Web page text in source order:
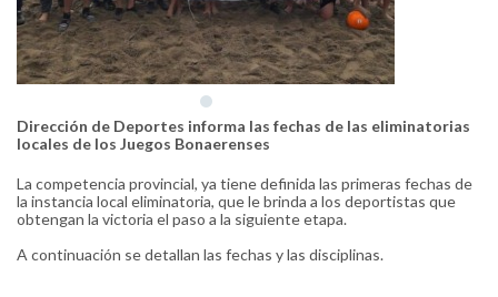
Dirección de Deportes informa las fechas de las eliminatorias
locales de los Juegos Bonaerenses
La competencia provincial, ya tiene definida las primeras fechas de
la instancia local eliminatoria, que le brinda a los deportistas que
obtengan la victoria el paso a la siguiente etapa.
A continuación se detallan las fechas y las disciplinas.